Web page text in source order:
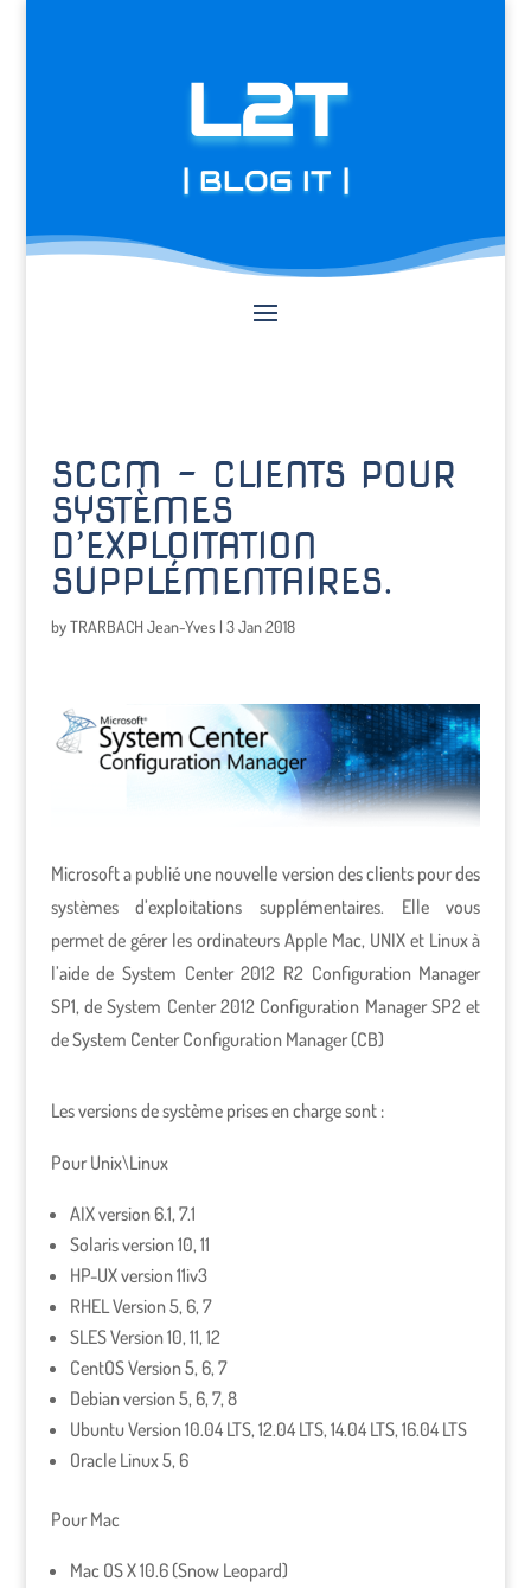
L2T
| BLOG IT |
SCCM – CLIENTS POUR
SYSTÈMES
D’EXPLOITATION
SUPPLÉMENTAIRES.
byTRARBACH Jean-Yves | 3 Jan 2018
Microsoft a publié une nouvelle version des clients pour des
systèmes d’exploitations supplémentaires. Elle vous
permet de gérer les ordinateurs Apple Mac, UNIX et Linux à
l’aide de System Center 2012 R2 Configuration Manager
SP1, de System Center 2012 Configuration Manager SP2 et
de System Center Configuration Manager (CB)
Les versions de système prises en charge sont :
Pour Unix\Linux
AIX version 6.1, 7.1
Solaris version 10, 11
HP-UX version 11iv3
RHEL Version 5, 6, 7
SLES Version 10, 11, 12
CentOS Version 5, 6, 7
Debian version 5, 6, 7, 8
Ubuntu Version 10.04 LTS, 12.04 LTS, 14.04 LTS, 16.04 LTS
Oracle Linux 5, 6
Pour Mac
Mac OS X 10.6 (Snow Leopard)